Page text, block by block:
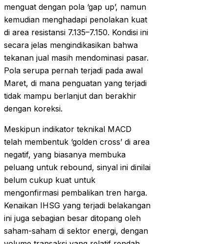
menguat dengan pola ‘gap up’, namun
kemudian menghadapi penolakan kuat
di area resistansi 7.135–7.150. Kondisi ini
secara jelas mengindikasikan bahwa
tekanan jual masih mendominasi pasar.
Pola serupa pernah terjadi pada awal
Maret, di mana penguatan yang terjadi
tidak mampu berlanjut dan berakhir
dengan koreksi.
Meskipun indikator teknikal MACD
telah membentuk ‘golden cross’ di area
negatif, yang biasanya membuka
peluang untuk rebound, sinyal ini dinilai
belum cukup kuat untuk
mengonfirmasi pembalikan tren harga.
Kenaikan IHSG yang terjadi belakangan
ini juga sebagian besar ditopang oleh
saham-saham di sektor energi, dengan